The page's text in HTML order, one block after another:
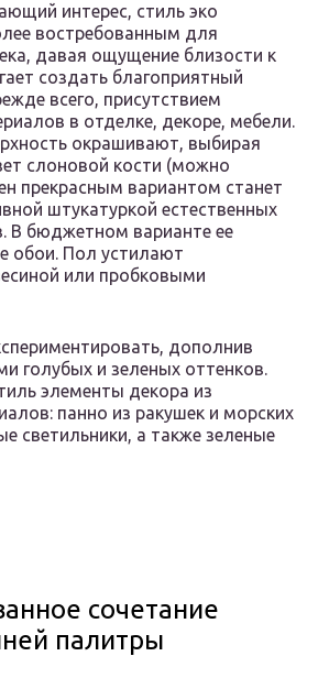
интерес, стиль эко
востребованным для
давая ощущение близости к
создать благоприятный
всего, присутствием
в отделке, декоре, мебели.
окрашивают, выбирая
слоновой кости (можно
прекрасным вариантом станет
штукатуркой естественных
В бюджетном варианте ее
обои. Пол устилают
или пробковыми
дополнив
голубых и зеленых оттенков.
элементы декора из
панно из ракушек и морских
светильники, а также зеленые
сочетание
палитры